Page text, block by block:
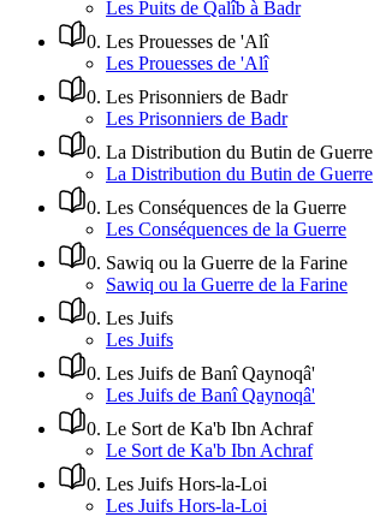
Les Puits de Qalîb à Badr
0. Les Prouesses de 'Alî
Les Prouesses de 'Alî
0. Les Prisonniers de Badr
Les Prisonniers de Badr
0. La Distribution du Butin de Guerre
La Distribution du Butin de Guerre
0. Les Conséquences de la Guerre
Les Conséquences de la Guerre
0. Sawiq ou la Guerre de la Farine
Sawiq ou la Guerre de la Farine
0. Les Juifs
Les Juifs
0. Les Juifs de Banî Qaynoqâ'
Les Juifs de Banî Qaynoqâ'
0. Le Sort de Ka'b Ibn Achraf
Le Sort de Ka'b Ibn Achraf
0. Les Juifs Hors-la-Loi
Les Juifs Hors-la-Loi